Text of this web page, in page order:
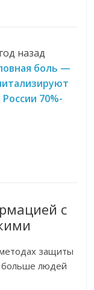
назад
боль —
70%-
с
защиты
больше людей